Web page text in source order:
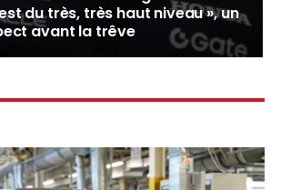
du très, très haut niveau », un
avant la trêve